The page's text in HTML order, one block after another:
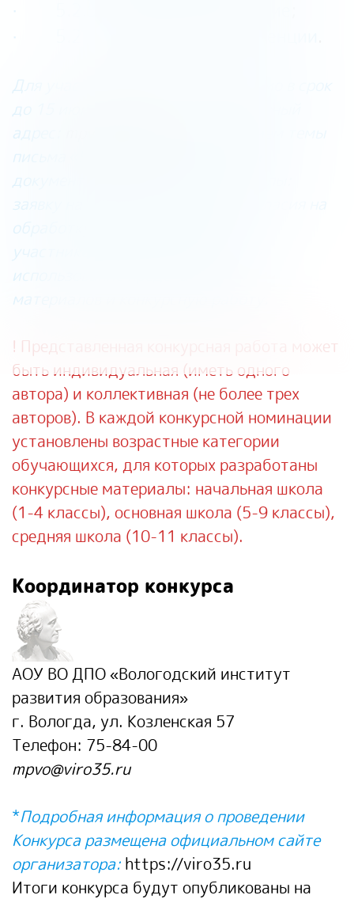
· 5.2.5
· 5.2.6
Для участия в конкурсе необходимо в срок
до 15 июня направить на электронный
адрес:
письма «Конкурс_ФГ» следующие
документы и конкурсные материалы:
заявку на участие в конкурсе, согласия на
обработку персональных данных
участников конкурса, согласие на
использование представленных
материалов и конкурсную работу.
! Представленная конкурсная работа может
быть индивидуальная (иметь одного
автора) и коллективная (не более трех
авторов). В каждой конкурсной номинации
установлены возрастные категории
обучающихся, для которых разработаны
конкурсные материалы: начальная школа
(1-4 классы), основная школа (5-9 классы),
средняя школа (10-11 классы).
Координатор конкурса
АОУ ВО ДПО «Вологодский институт
развития образования»
г. Вологда, ул. Козленская 57
Телефон: 75-84-00
mpvo@viro35.ru
*Подробная информация о проведении
Конкурса размещена официальном сайте
организатора: https://viro35.ru
Итоги конкурса будут опубликованы на